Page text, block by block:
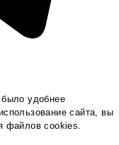
удобнее
сайта, вы
файлов cookies.